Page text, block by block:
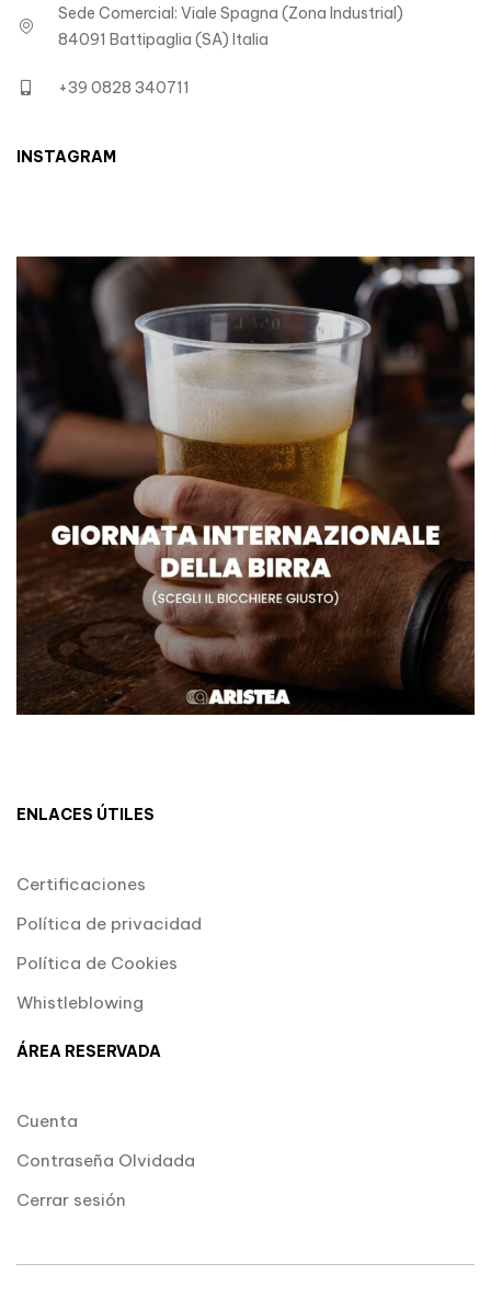
Sede Comercial: Viale Spagna (Zona Industrial)
84091 Battipaglia (SA) Italia
+39 0828 340711
INSTAGRAM
ENLACES ÚTILES
Certificaciones
Política de privacidad
Política de Cookies
Whistleblowing
ÁREA RESERVADA
Cuenta
Contraseña Olvidada
Cerrar sesión